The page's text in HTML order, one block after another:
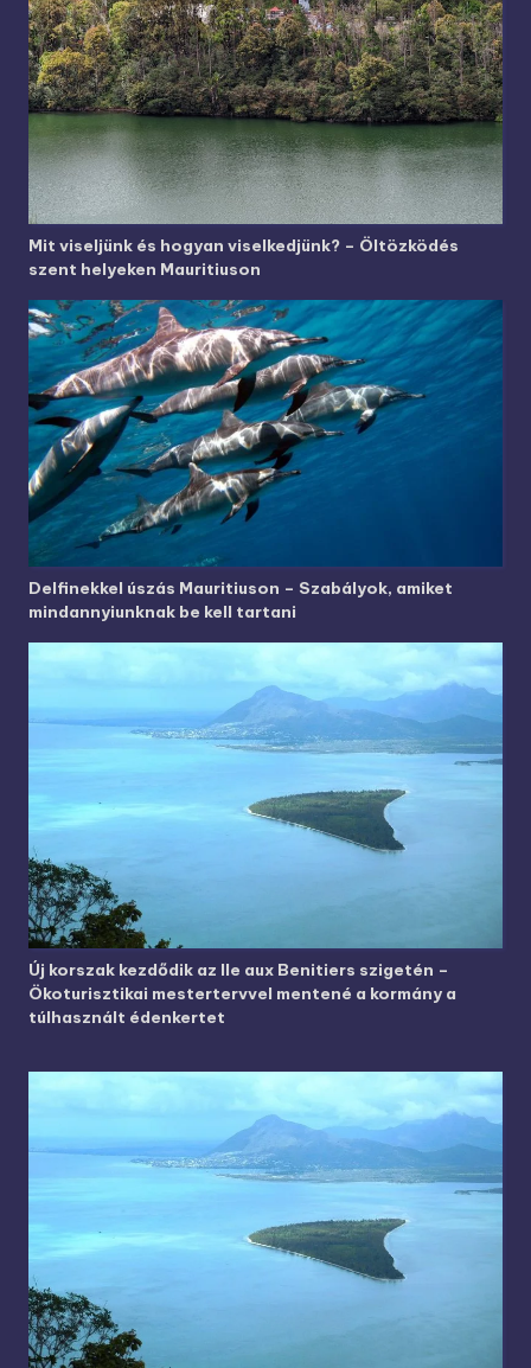
Mit viseljünk és hogyan viselkedjünk? – Öltözködés
szent helyeken Mauritiuson
Delfinekkel úszás Mauritiuson – Szabályok, amiket
mindannyiunknak be kell tartani
Új korszak kezdődik az Ile aux Benitiers szigetén –
Ökoturisztikai mestertervvel mentené a kormány a
túlhasznált édenkertet